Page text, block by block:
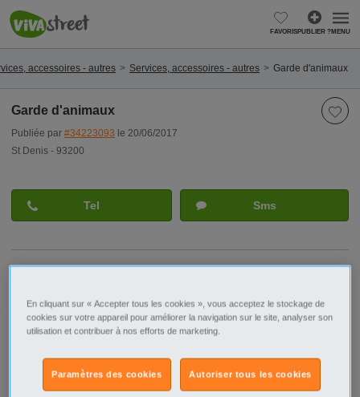
FAVORISPUBLIER ?MENU
accessoires - autres Services, accessoires - autres Garde d'animaux
Garde d'animaux
Publiée par #34223093 le 20/06/2017
St Denis - 93200
Ville/Code postal
Ile de France
Type d'annonce Particulier Recherche
Tel Sms
En cliquant sur « Accepter tous les cookies », vous acceptez le stockage de
cookies sur votre appareil pour améliorer la navigation sur le site, analyser son
utilisation et contribuer à nos efforts de marketing.
Autoriser tous les cookies
Paramètres des cookies